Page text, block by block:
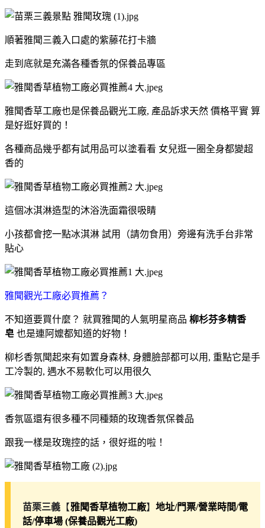
順著雅聞三義入口處的紫藤花打卡牆
走到底就是充滿各種香氛的保養品專區
雅聞香草工廠也是保養品觀光工廠, 產品訴求天然 價格平實 算
是好逛好買的！
各種商品幾乎都有試用品可以塗看看 女兒逛一圈全身都變超
香的
這個冰淇淋造型的沐浴洗面霜很吸睛
小孩都會挖一點冰淇淋 試用（請勿食用）旁邊有洗手台非常
貼心
雅聞觀光工廠必買推薦？
不知道要買什麼？ 就買雅聞的人氣明星商品 柳杉芬多精香
皂 也是連阿嬤都知道的好物！
柳杉香氛聞起來有如置身森林, 身體臉部都可以用, 重點它是手
工冷製的, 遇水不易軟化可以用很久
香氛區還有很多種不同種類的玫瑰香氛保養品
跟我一樣是玫瑰控的話，很好逛的啦！
苗栗三義 【雅聞香草植物工廠】 地址/門票/營業時間/電
話/停車場 (保養品觀光工廠)